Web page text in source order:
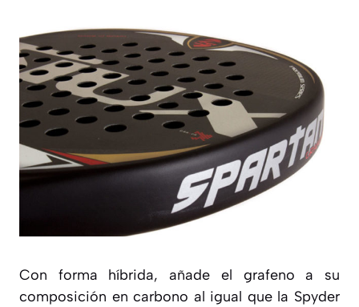
Con forma híbrida, añade el grafeno a su
composición en carbono al igual que la Spyder